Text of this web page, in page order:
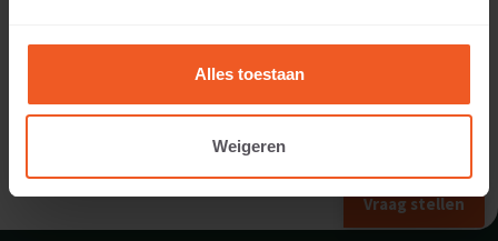
Alles toestaan
Weigeren
Vraag stellen